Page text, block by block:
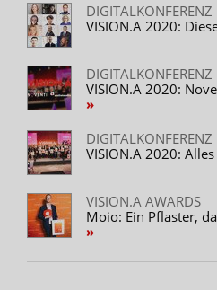
DIGITALKONFERENZ
VISION.A 2020:
DIGITALKONFERENZ
VISION.A 2020:
DIGITALKONFERENZ
VISION.A 2020:
VISION.A AWARDS
Moio: Ein Pflaster,